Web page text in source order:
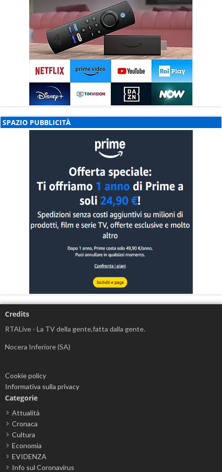
SPAZIO PUBBLICITÀ
Credits
RTALive - La TV della gente,fatta dalla gente.
Nocera Inferiore (SA)
Cookie policy
Informativa sulla privacy
Categorie
Attualità
Cronaca
Cultura
Economia
EVIDENZA
Info sul Coronavirus